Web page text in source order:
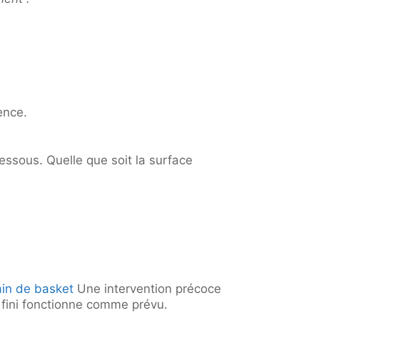
Quelle que soit la surface
de basket Une intervention précoce
fonctionne comme prévu.